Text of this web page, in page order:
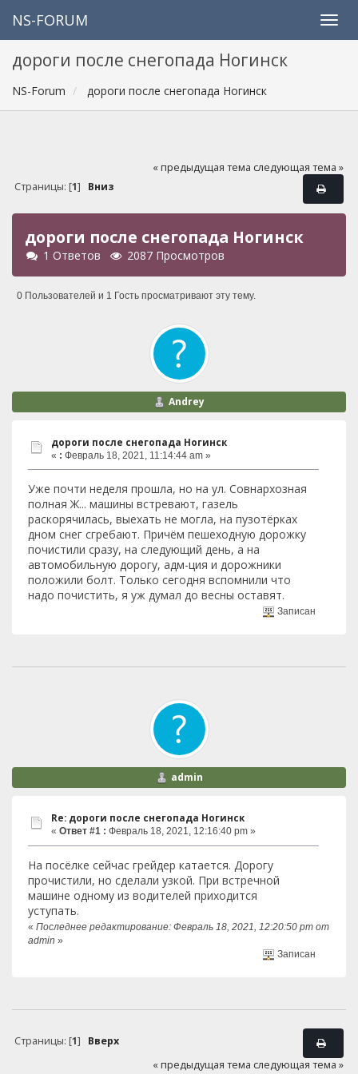
NS-FORUM
дороги после снегопада Ногинск
NS-Forum дороги после снегопада Ногинск
« предыдущая тема следующая тема »
Страницы: [1] Вниз
дороги после снегопада Ногинск
1 Ответов 2087 Просмотров
0 Пользователей и 1 Гость просматривают эту тему.
Andrey
дороги после снегопада Ногинск
« : Февраль 18, 2021, 11:14:44 am »
Уже почти неделя прошла, но на ул. Совнархозная
полная Ж... машины встревают, газель
раскорячилась, выехать не могла, на пузотёрках
дном снег сгребают. Причём пешеходную дорожку
почистили сразу, на следующий день, а на
автомобильную дорогу, адм-ция и дорожники
положили болт. Только сегодня вспомнили что
надо почистить, я уж думал до весны оставят.
Записан
admin
Re: дороги после снегопада Ногинск
« Ответ #1 : Февраль 18, 2021, 12:16:40 pm »
На посёлке сейчас грейдер катается. Дорогу
прочистили, но сделали узкой. При встречной
машине одному из водителей приходится
уступать.
« Последнее редактирование: Февраль 18, 2021, 12:20:50 pm от
admin »
Записан
Страницы: [1] Вверх
« предыдущая тема следующая тема »